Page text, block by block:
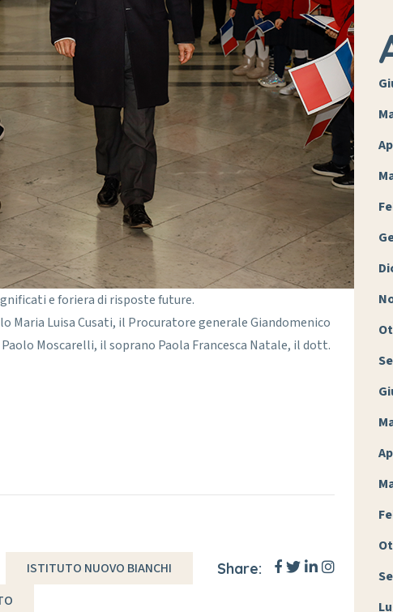
e foriera di risposte future.
Maria Luisa Cusati, il Procuratore generale Giandomenico
Moscarelli, il soprano Paola Francesca Natale, il dott.
ISTITUTO NUOVO BIANCHI
Share: